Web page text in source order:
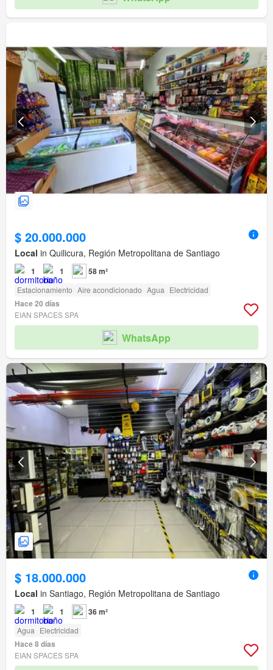
$ 20.000.000
Local in Quilicura, Región Metropolitana de Santiago
1 1 58 m²
Estacionamiento Aire acondicionado Agua Electricidad
Hace 20 días
EIAN SPACES SPA
WhatsApp
$ 18.000.000
Local in Santiago, Región Metropolitana de Santiago
1 1 36 m²
Agua Electricidad
Hace 8 días
EIAN SPACES SPA